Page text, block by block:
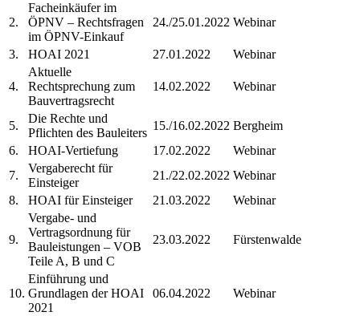
2.
Facheinkäufer im
ÖPNV – Rechtsfragen
im ÖPNV-Einkauf
24./25.01.2022 Webinar
3. HOAI 2021 27.01.2022 Webinar
4.
Aktuelle
Rechtsprechung zum
Bauvertragsrecht
14.02.2022 Webinar
5.
Die Rechte und
Pflichten des Bauleiters
15./16.02.2022 Bergheim
6.
HOAI-Vertiefung 17.02.2022
Webinar
7.
Vergaberecht für
Einsteiger
21./22.02.2022 Webinar
8.
HOAI für Einsteiger 21.03.2022 Webinar
9.
Vergabe- und
Vertragsordnung für
Bauleistungen – VOB
Teile A, B und C
23.03.2022 Fürstenwalde
10.
Einführung und
Grundlagen der HOAI
2021
06.04.2022 Webinar